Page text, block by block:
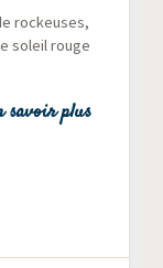
rockeuses,
soleil rouge
savoir plus